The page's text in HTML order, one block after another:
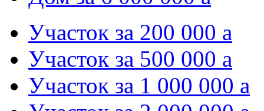
Участок за 200 000 a
Участок за 500 000 a
Участок за 1 000 000 a